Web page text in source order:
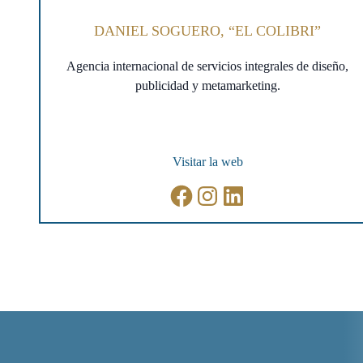
DANIEL SOGUERO, “EL COLIBRI”
Agencia internacional de servicios integrales de diseño,
publicidad y metamarketing.
Visitar la web
Facebook Instagram